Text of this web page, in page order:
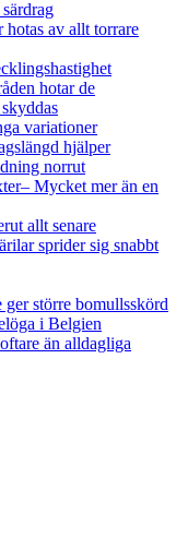
hotas av allt torrare
hotar de
variationer
hjälper
norrut
Mycket mer än en
allt senare
sprider sig snabbt
större bomullsskörd
i Belgien
än alldagliga